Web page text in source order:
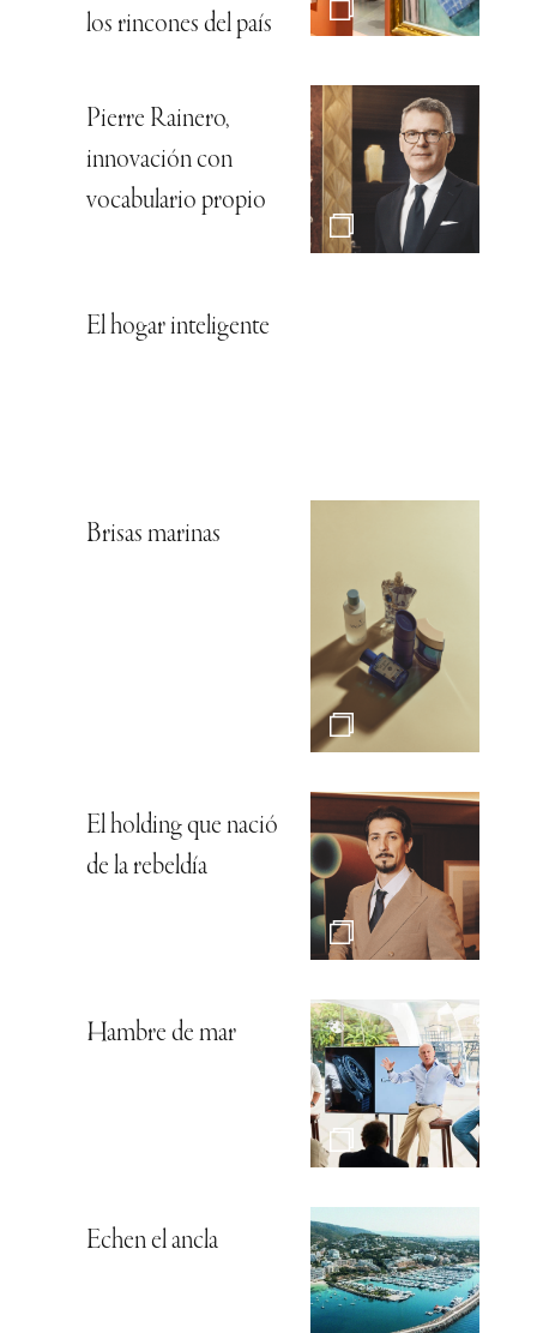
los rincones del país
Pierre Rainero,
innovación con
vocabulario propio
El hogar inteligente
Brisas marinas
El holding que nació
de la rebeldía
Hambre de mar
Echen el ancla